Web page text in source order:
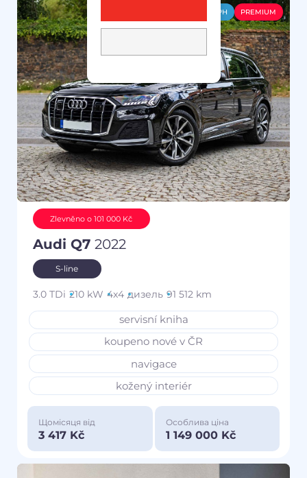
-DPH PREMIUM
Zlevněno o 101 000 Kč
Audi Q7 2022
S-line
3.0 TDi 210 kW 4x4 дизель 91 512 km
servisní kniha
koupeno nové v ČR
navigace
kožený interiér
Щомісяця від
3 417 Kč
Особлива ціна
1 149 000 Kč